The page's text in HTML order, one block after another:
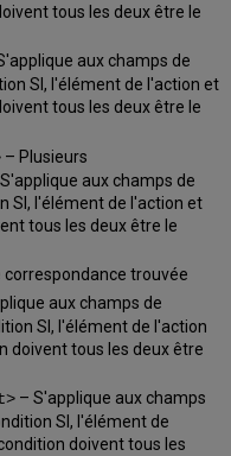
tous les deux être le
aux champs de
SI, l'élément de l'action et
tous les deux être le
– Plusieurs
aux champs de
SI, l'élément de l'action et
tous les deux être le
trouvée
aux champs de
SI, l'élément de l'action
doivent tous les deux être
– S'applique aux champs
SI, l'élément de
doivent tous les